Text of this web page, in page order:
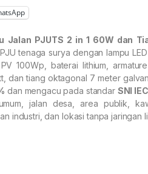
Jalan PJUTS 2 in 1 60W dan
tenaga surya dengan lampu
100Wp, baterai lithium,
dan tiang oktagonal 7 meter
dan mengacu pada standar SNI
jalan desa, area publik,
industri, dan lokasi tanpa jaringan